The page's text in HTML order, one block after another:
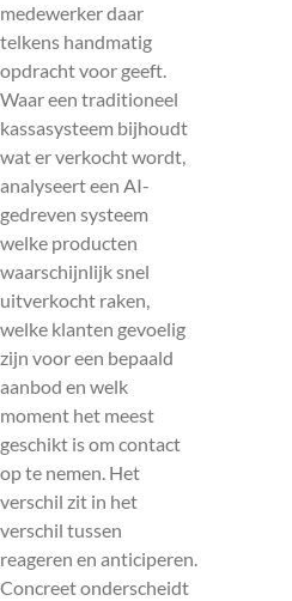
medewerker daar
telkens handmatig
opdracht voor geeft.
Waar een traditioneel
kassasysteem bijhoudt
wat er verkocht wordt,
analyseert een AI-
gedreven systeem
welke producten
waarschijnlijk snel
uitverkocht raken,
welke klanten gevoelig
zijn voor een bepaald
aanbod en welk
moment het meest
geschikt is om contact
op te nemen. Het
verschil zit in het
verschil tussen
reageren en anticiperen.
Concreet onderscheidt